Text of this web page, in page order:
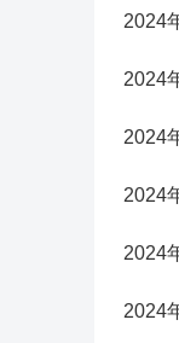
2024
2024
2024
2024
2024
2024